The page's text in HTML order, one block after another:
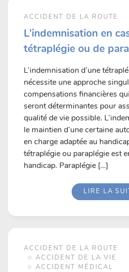
ACCIDENT DE LA ROUTE
L’indemnisation en
tétraplégie ou de
L’indemnisation d’une
nécessite une approche
compensations financières
seront déterminantes pour
qualité de vie possible.
le maintien d’une certaine
en charge adaptée au
tétraplégie ou paraplégie est
handicap. Paraplégie […]
LIRE LA
ACCIDENT DE LA ROUTE
ACCIDENT DE LA VIE
ACCIDENT MÉDICAL